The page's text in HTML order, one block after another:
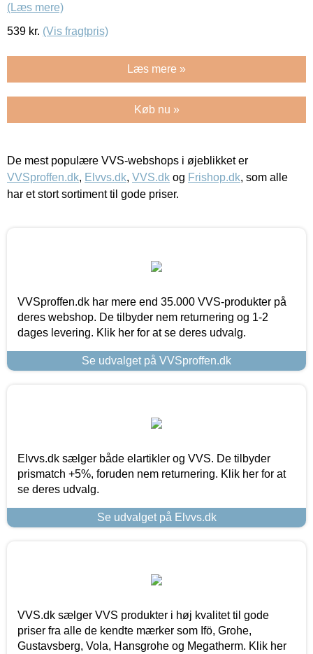
(Læs mere)
539 kr. (Vis fragtpris)
Læs mere »
Køb nu »
De mest populære VVS-webshops i øjeblikket er
VVSproffen.dk, Elvvs.dk, VVS.dk og Frishop.dk, som alle
har et stort sortiment til gode priser.
VVSproffen.dk har mere end 35.000 VVS-produkter på
deres webshop. De tilbyder nem returnering og 1-2
dages levering. Klik her for at se deres udvalg.
Se udvalget på VVSproffen.dk
Elvvs.dk sælger både elartikler og VVS. De tilbyder
prismatch +5%, foruden nem returnering. Klik her for at
se deres udvalg.
Se udvalget på Elvvs.dk
VVS.dk sælger VVS produkter i høj kvalitet til gode
priser fra alle de kendte mærker som Ifö, Grohe,
Gustavsberg, Vola, Hansgrohe og Megatherm. Klik her